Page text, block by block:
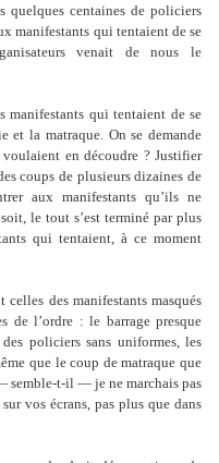
quelques centaines de policiers
manifestants qui tentaient de se
venait de nous le
manifestants qui tentaient de se
et la matraque. On se demande
en découdre ? Justifier
coups de plusieurs dizaines de
aux manifestants qu’ils ne
le tout s’est terminé par plus
qui tentaient, à ce moment
celles des manifestants masqués
de l’ordre : le barrage presque
policiers sans uniformes, les
que le coup de matraque que
semble-t-il — je ne marchais pas
vos écrans, pas plus que dans